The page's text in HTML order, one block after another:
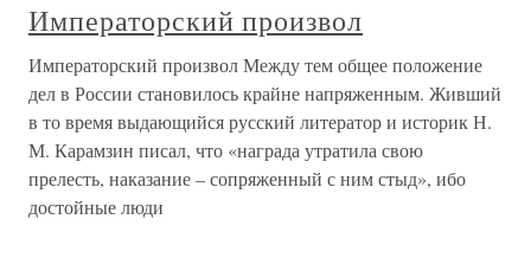
Императорский произвол
Императорский произвол Между тем общее положение
дел в России становилось крайне напряженным. Живший
в то время выдающийся русский литератор и историк Н.
М. Карамзин писал, что «награда утратила свою
прелесть, наказание – сопряженный с ним стыд», ибо
достойные люди